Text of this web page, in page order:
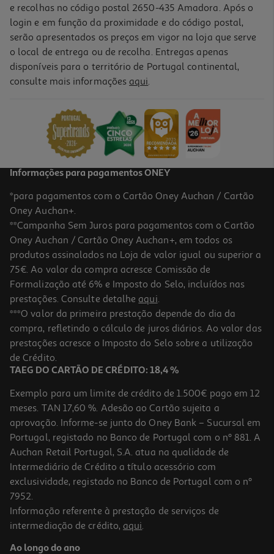
e recolhas no código postal 2650-435 Amadora. Após o
login e em função da proximidade e do código postal,
serão apresentados os preços em vigor na loja que serve
o local de entrega ou de recolha. Entregas apenas
disponíveis para o território de Portugal continental,
consulte mais informações aqui.
Informações para pagamentos ONEY
*para pagamentos com o Cartão Oney Auchan / Cartão
Oney Auchan+.
**Campanha Sem Juros para pagamentos com o Cartão
Oney Auchan / Cartão Oney Auchan+, em todos os
produtos assinalados na Loja de valor igual ou superior a
75€. Ao valor da compra acresce Comissão de
Formalização até 6% e Imposto do Selo, incluídos nas
prestações. Consulte detalhe aqui.
***O valor da primeira prestação depende do dia da
compra, refletindo o cálculo de juros diários. Ao valor das
prestações acresce o Imposto do Selo sobre a utilização
de Crédito.
TAEG DO CARTÃO DE CRÉDITO: 18,4 %
Exemplo para um limite de crédito de 1.500€ pago em 12
meses. TAN 17,60 %. Adesão ao Cartão sujeita a
aprovação. Informe-se junto do Oney Bank – Sucursal em
Portugal, registado no Banco de Portugal com o nº 881. A
Auchan Retail Portugal, S.A. atua na qualidade de
Intermediário de Crédito a título acessório com
exclusividade, registado no Banco de Portugal com o nº
7952.
Informação referente à prestação de serviços de
intermediação de crédito, aqui.
Ao longo do ano